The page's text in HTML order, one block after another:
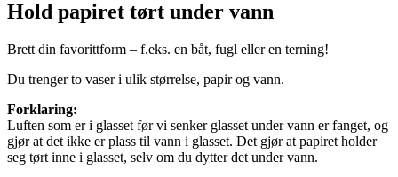
Hold papiret tørt under vann
Brett din favorittform – f.eks. en båt, fugl eller en terning!
Du trenger to vaser i ulik størrelse, papir og vann.
Forklaring:
Luften som er i glasset før vi senker glasset under vann er fanget, og
gjør at det ikke er plass til vann i glasset. Det gjør at papiret holder
seg tørt inne i glasset, selv om du dytter det under vann.